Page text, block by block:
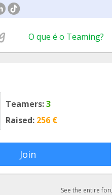
O que é o Teaming?
Teamers:3
Raised: 256 €
Join
See the entire